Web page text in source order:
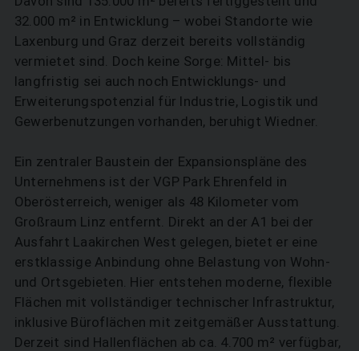
32.000 m² in Entwicklung – wobei Standorte wie
Laxenburg und Graz derzeit bereits vollständig
vermietet sind. Doch keine Sorge: Mittel- bis
langfristig sei auch noch Entwicklungs- und
Erweiterungspotenzial für Industrie, Logistik und
Gewerbenutzungen vorhanden, beruhigt Wiedner.
Ein zentraler Baustein der Expansionspläne des
Unternehmens ist der VGP Park Ehrenfeld in
Oberösterreich, weniger als 48 Kilometer vom
Großraum Linz entfernt. Direkt an der A1 bei der
Ausfahrt Laakirchen West gelegen, bietet er eine
erstklassige Anbindung ohne Belastung von Wohn-
und Ortsgebieten. Hier entstehen moderne, flexible
Flächen mit vollständiger technischer Infrastruktur,
inklusive Büroflächen mit zeitgemäßer Ausstattung.
Derzeit sind Hallen­flächen ab ca. 4.700 m² verfügbar,
SUCHEN